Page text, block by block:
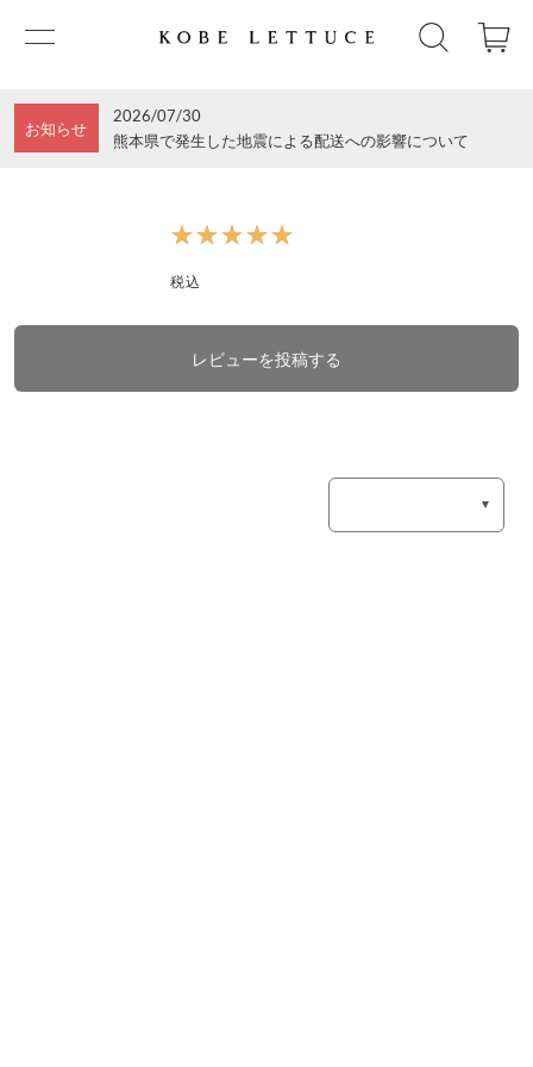
お知らせ
2026/07/30
熊本県で発生した地震による配送への影響について
★★★★★
★★★★★
税込
レビューを投稿する